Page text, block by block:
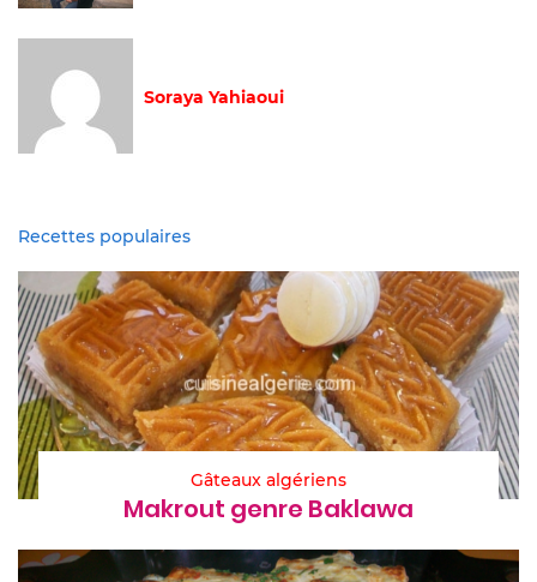
Soraya Yahiaoui
Recettes populaires
Gâteaux algériens
Makrout genre Baklawa